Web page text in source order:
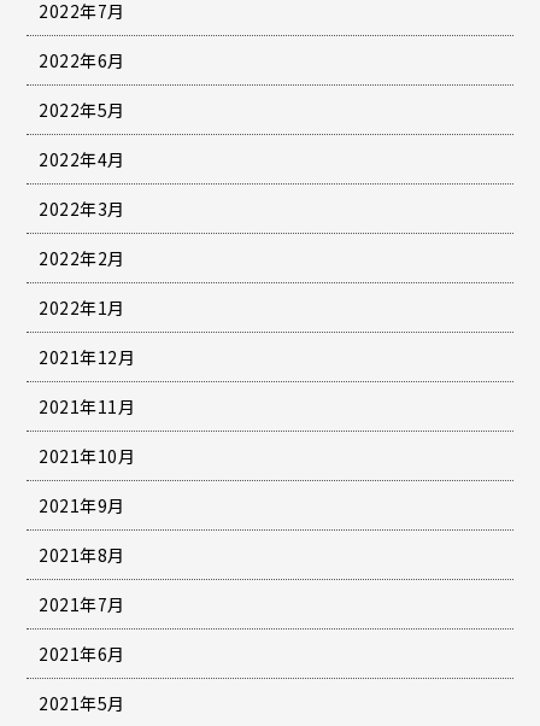
2022年7月
2022年6月
2022年5月
2022年4月
2022年3月
2022年2月
2022年1月
2021年12月
2021年11月
2021年10月
2021年9月
2021年8月
2021年7月
2021年6月
2021年5月